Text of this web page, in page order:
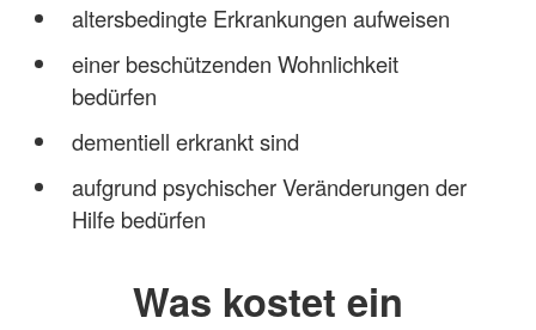
altersbedingte Erkrankungen aufweisen
einer beschützenden Wohnlichkeit
bedürfen
dementiell erkrankt sind
aufgrund psychischer Veränderungen der
Hilfe bedürfen
Was kostet ein